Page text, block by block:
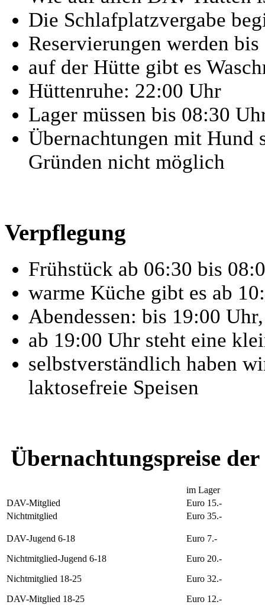
Die Schlafplatzvergabe
Reservierungen werden
auf der Hütte gibt es
Hüttenruhe: 22:00 Uhr
Lager müssen bis 08:30
Übernachtungen mit Hund
Gründen nicht möglich
Verpflegung
Frühstück ab 06:30 bis
warme Küche gibt es ab
Abendessen: bis 19:00
ab 19:00 Uhr steht eine
selbstverständlich haben
laktosefreie Speisen
Übernachtungspreise
im Lager
DAV-Mitglied
Euro 15.-
Nichtmitglied
Euro 35.-
DAV-Jugend 6-18
Nichtmitglied-Jugend 6-18
Nichtmitglied 18-25
DAV-Mitglied 18-25
Euro 7.-
Euro 20.-
Euro 32.-
Euro 12.-